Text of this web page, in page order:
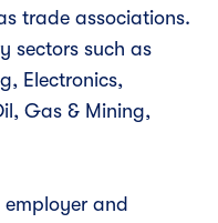
trade associations.
sectors such as
Electronics,
Gas & Mining,
and